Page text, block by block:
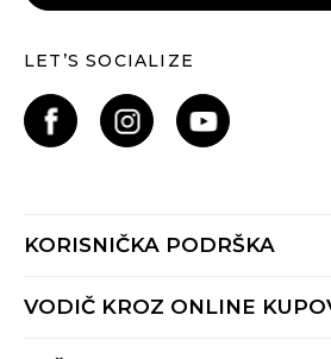
LET’S SOCIALIZE
KORISNIČKA PODRŠKA
Provjeri status porudžbine
VODIČ KROZ ONLINE
Načini isporuke